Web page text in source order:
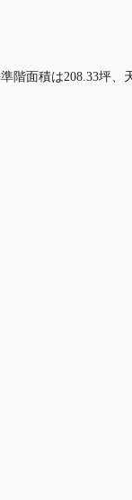
面積は208.33坪